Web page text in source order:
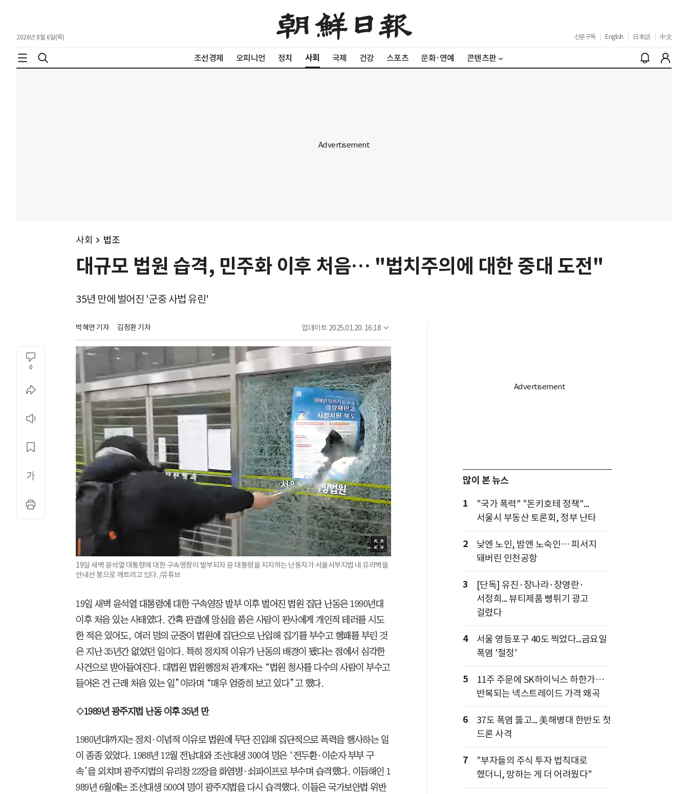
2026년 8월 6일(목) 신문구독 English 日本語 中文
조선경제 오피니언 정치 사회 국제 건강 스포츠 문화·연예 콘텐츠판
사회 법조
대규모 법원 습격, 민주화 이후 처음… "법치주의에 대한 중대 도전"
35년 만에 벌어진 '군중 사법 유린'
박혜연 기자 김정환 기자 업데이트 2025.01.20. 16:18
0
19일 새벽 윤석열 대통령에 대한 구속영장이 발부되자 윤 대통령을 지지하는 난동자가 서울서부지법 내 유리벽을
안내선 봉으로 깨트리고 있다. /유튜브
19일 새벽 윤석열 대통령에 대한 구속영장 발부 이후 벌어진 법원 집단 난동은 1990년대
이후 처음 있는 사태였다. 간혹 판결에 앙심을 품은 사람이 판사에게 개인적 테러를 시도
한 적은 있어도, 여러 명의 군중이 법원에 집단으로 난입해 집기를 부수고 행패를 부린 것
은 지난 35년간 없었던 일이다. 특히 정치적 이유가 난동의 배경이 됐다는 점에서 심각한
사건으로 받아들여진다. 대법원 법원행정처 관계자는 “법원 청사를 다수의 사람이 부수고
들어온 건 근래 처음 있는 일”이라며 “매우 엄중히 보고 있다”고 했다.
◇1989년 광주지법 난동 이후 35년 만
1980년대까지는 정치·이념적 이유로 법원에 무단 진입해 집단적으로 폭력을 행사하는 일
이 종종 있었다. 1988년 12월 전남대와 조선대생 300여 명은 ‘전두환·이순자 부부 구
속’을 외치며 광주지법의 유리창 22장을 화염병·쇠파이프로 부수며 습격했다. 이듬해인 1
989년 6월에는 조선대생 500여 명이 광주지법을 다시 습격했다. 이들은 국가보안법 위반
많이 본 뉴스
1
"국가 폭력" "돈키호테 정책"...
서울시 부동산 토론회, 정부 난타
2
낮엔 노인, 밤엔 노숙인… 피서지
돼버린 인천공항
3
[단독] 유진·장나라·장영란·
서정희... 뷰티제품 뻥튀기 광고
걸렸다
4
서울 영등포구 40도 찍었다...금요일
폭염 '절정'
5
11주 주문에 SK하이닉스 하한가…
반복되는 넥스트레이드 가격 왜곡
6
37도 폭염 뚫고... 美해병대 한반도 첫
드론 사격
7
"부자들의 주식 투자 법칙대로
했더니, 망하는 게 더 어려웠다"